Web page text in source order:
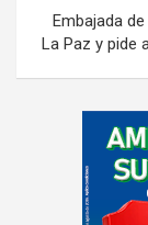
Embajada
La Paz y pide